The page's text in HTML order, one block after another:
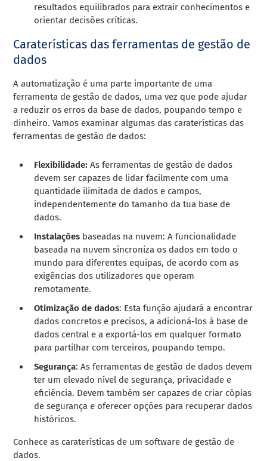
resultados equilibrados para extrair conhecimentos e
orientar decisões críticas.
Caraterísticas das ferramentas de gestão de
dados
A automatização é uma parte importante de uma
ferramenta de gestão de dados, uma vez que pode ajudar
a reduzir os erros da base de dados, poupando tempo e
dinheiro. Vamos examinar algumas das caraterísticas das
ferramentas de gestão de dados:
Flexibilidade: As ferramentas de gestão de dados
devem ser capazes de lidar facilmente com uma
quantidade ilimitada de dados e campos,
independentemente do tamanho da tua base de
dados.
Instalações baseadas na nuvem: A funcionalidade
baseada na nuvem sincroniza os dados em todo o
mundo para diferentes equipas, de acordo com as
exigências dos utilizadores que operam
remotamente.
Otimização de dados: Esta função ajudará a encontrar
dados concretos e precisos, a adicioná-los à base de
dados central e a exportá-los em qualquer formato
para partilhar com terceiros, poupando tempo.
Segurança: As ferramentas de gestão de dados devem
ter um elevado nível de segurança, privacidade e
eficiência. Devem também ser capazes de criar cópias
de segurança e oferecer opções para recuperar dados
históricos.
Conhece as caraterísticas de um software de gestão de
dados.